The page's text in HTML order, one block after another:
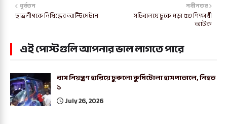
নবীনতর
সচিবালয়ে ঢুকে পড়া ৫৩ শিক্ষার্থী
আটক
পূর্বতন
ছাত্রলীগকে নিষিদ্ধের আল্টিমেটাম
এই পোস্টগুলি আপনার ভাল লাগতে পারে
বাস নিয়ন্ত্রণ হারিয়ে ঢুকলো কুর্মিটোলা হাসপাতালে, নিহত
১
July 26, 2026